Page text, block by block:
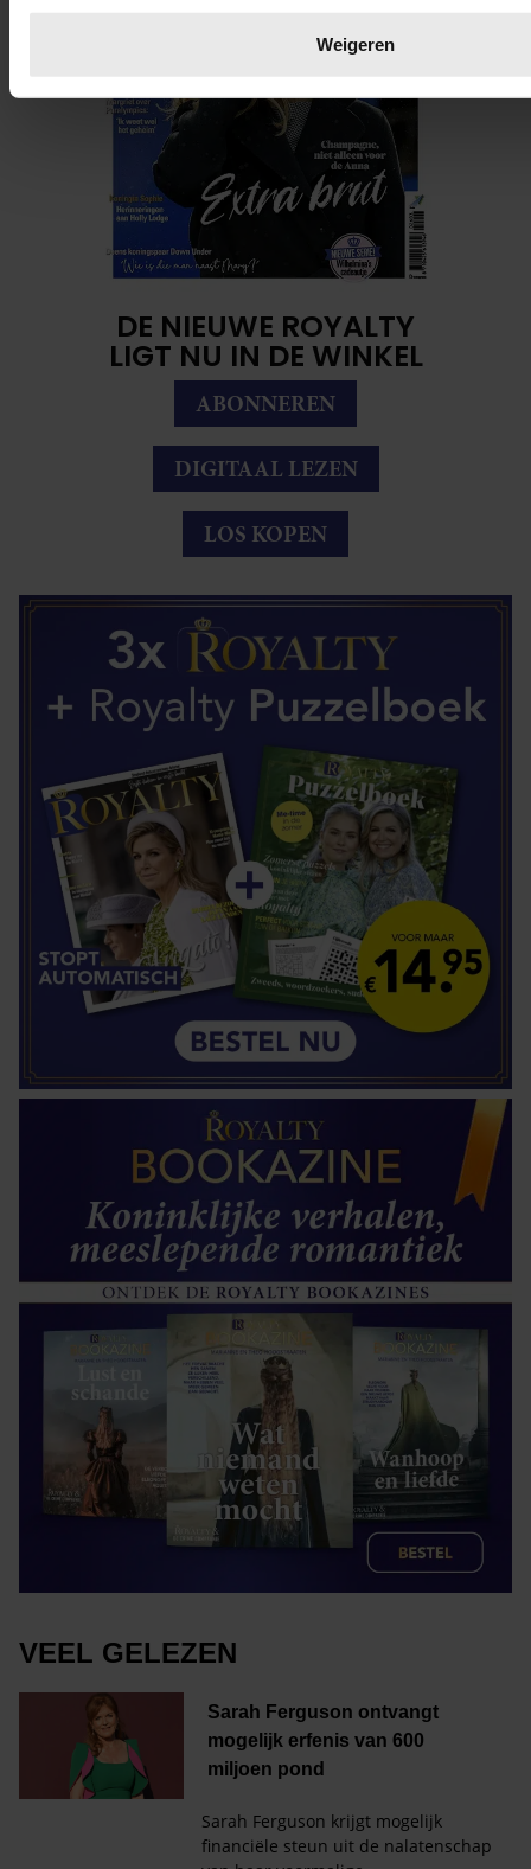
functies voor social media te bieden en om ons
Ook delen we informatie over uw gebruik van onze site met
social media, adverteren en analyse. Deze partners kunnen
combineren met andere informatie die u aan ze heeft
verzameld op basis van uw gebruik van hun services. U
onze cookies als u onze website blijft gebruiken.
Weigeren
DE NIEUWE ROYALTY
LIGT NU IN DE WINKEL
ABONNEREN
DIGITAAL LEZEN
LOS KOPEN